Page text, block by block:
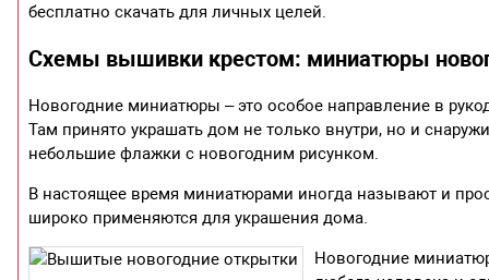
бесплатно скачать для личных целей.
Схемы вышивки крестом: миниатюры
Новогодние миниатюры – это особое направление в
Там принято украшать дом не только внутри, но и
небольшие флажки с новогодним рисунком.
В настоящее время миниатюрами иногда называют и
широко применяются для украшения дома.
Новогодние